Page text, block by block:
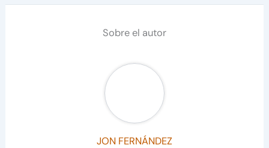
Sobre el autor
JON FERNÁNDEZ